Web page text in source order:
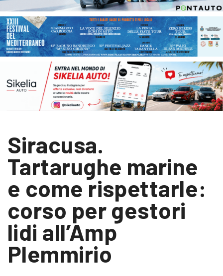
Siracusa.
Tartarughe marine
e come rispettarle:
corso per gestori
lidi all’Amp
Plemmirio